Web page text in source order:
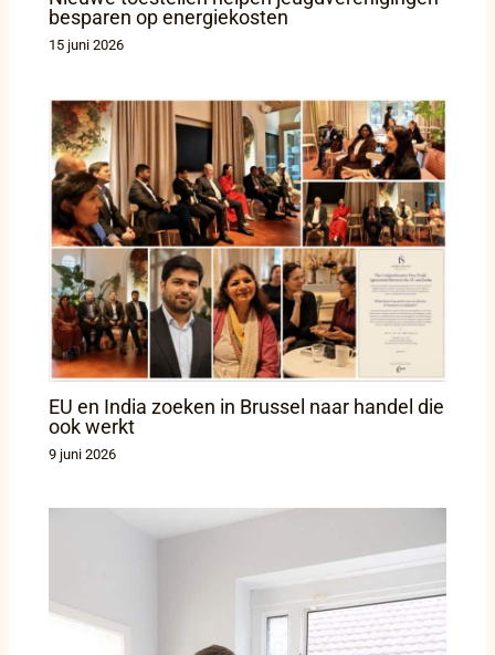
besparen op energiekosten
15 juni 2026
EU en India zoeken in Brussel naar handel die
ook werkt
9 juni 2026